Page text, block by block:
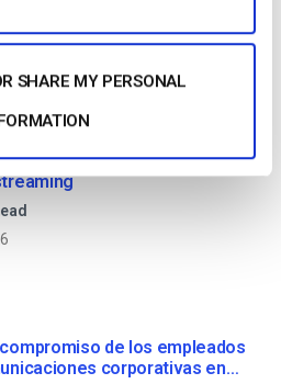
SHARE MY PERSONAL
– El presente y el futuro de los
de los empleados
corporativas en